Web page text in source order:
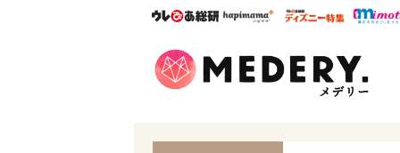
ウレぴあ総研ハピママ*
ウレぴ